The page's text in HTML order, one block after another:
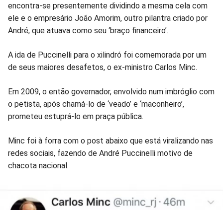
encontra-se presentemente dividindo a mesma cela com
ele e o empresário João Amorim, outro pilantra criado por
André, que atuava como seu ‘braço financeiro’.
A ida de Puccinelli para o xilindró foi comemorada por um
de seus maiores desafetos, o ex-ministro Carlos Minc.
Em 2009, o então governador, envolvido num imbróglio com
o petista, após chamá-lo de ‘veado’ e ‘maconheiro’,
prometeu estuprá-lo em praça pública.
Minc foi à forra com o post abaixo que está viralizando nas
redes sociais, fazendo de André Puccinelli motivo de
chacota nacional.